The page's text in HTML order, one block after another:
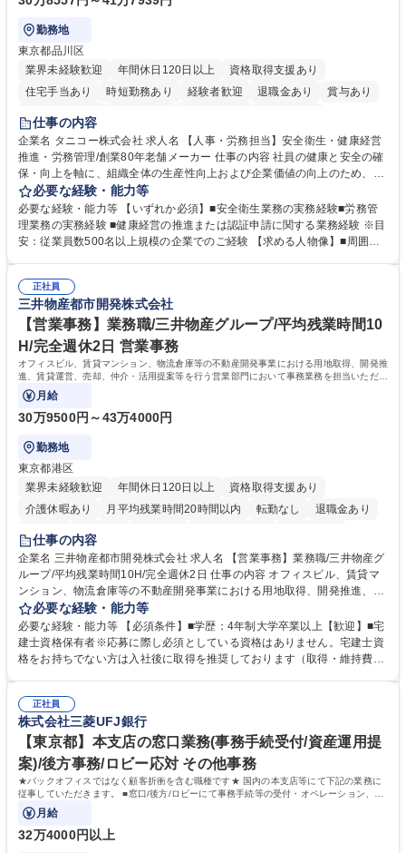
勤務地
東京都品川区
業界未経験歓迎
年間休日120日以上
資格取得支援あり
住宅手当あり
時短勤務あり 経験者歓迎 退職金あり
賞与あり
完全週休2日制
寮・社宅あり
仕事の内容
企業名 タニコー株式会社 求人名 【人事・労務担当】安全衛生・健康経営
推進・労務管理/創業80年老舗メーカー 仕事の内容 社員の健康と安全の確
保・向上を軸に、組織全体の生産性向上および企業価値の向上のため、経
営層と密接に連携しながら、定型業務にとどまらず、制度設計や施策立案
などの上流工程から関与していただきます。 【主な業務内容】■安全衛生
業務（ストレスチェック、健康診断の運用、産業医との連携 など）■健康
経営認証取得に向けた企画・推進■労務管理（労働時間の分析、労働環境
を底上げすべく、ともにご活躍いただける方の増員募集となります。 募集
職種 【人事・労務担当】安全衛生・健康経営推進・労務管理/創業80年老
舗メーカー
必要な経験・能力等
必要な経験・能力等 【いずれか必須】■安全衛生業務の実務経験■労務管
理業務の実務経験 ■健康経営の推進または認証申請に関する業務経験 ※目
安：従業員数500名以上規模の企業でのご経験 【求める人物像】■周囲
部門と連携しながら業務を推進できる方■Excelや労務管理システムの実務
使用経験をお持ちの方 学歴・資格 学歴：大学院 大学 高専 短大 専修学校
高校 語学力： 資格：
正社員
三井物産都市開発株式会社
【営業事務】業務職/三井物産グループ/平均残業時間10
H/完全週休2日 営業事務
オフィスビル、賃貸マンション、物流倉庫等の不動産開発事業における用地取得、開発推
進、賃貸運営、売却、仲介・活用提案等を行う営業部門において事務業務を担当いただき
ます。
月給
30万9500円～43万4000円
勤務地
東京都港区
業界未経験歓迎
年間休日120日以上
資格取得支援あり
介護休暇あり
月平均残業時間20時間以内 転勤なし
退職金あり
在宅OK
賞与あり
駅近5分以内
土日祝休み 寮・社宅あり
仕事の内容
企業名 三井物産都市開発株式会社 求人名 【営業事務】業務職/三井物産グ
ループ/平均残業時間10H/完全週休2日 仕事の内容 オフィスビル、賃貸マ
ンション、物流倉庫等の不動産開発事業における用地取得、開発推進、賃
貸運営、売却、仲介・活用提案等を行う営業部門において事務業務を担当
いただきます。 【詳細】・契約書管理、契約書製本、捺印対応、ファイリ
ング、登記簿取得、調書取得・支払業務（各種費用支払、支払管理、請
求・支払データ登録、取引先マスター申請対応）・予算作成及び予実管
の他に担当頂く業務が発生する場合があります。 募集職種 【営業事務】
業務職/三井物産グループ/平均残業時間10H/完全週休2日
必要な経験・能力等
必要な経験・能力等 【必須条件】■学歴：4年制大学卒業以上【歓迎】■宅
建士資格保有者※応募に際し必須としている資格はありません。宅建士資
格をお持ちでない方は入社後に取得を推奨しております（取得・維持費用
ション力がある方。 ・チャレンジを厭わず、粘り強く業務に取り組める
方。多様な関係者と謙虚に信頼関係を構築でき、期限を意識したスケジュ
ール管理が出来る方。※将来的に他部署（営業部門、コーポレート部門）
へのジョブローテーションの可能性があります。 学歴・資格 学歴：大学
院 大学 語学力： 資格：宅地建物取引士
正社員
株式会社三菱UFJ銀行
【東京都】本支店の窓口業務(事務手続受付/資産運用提
案)/後方事務/ロビー応対 その他事務
★バックオフィスではなく顧客折衝を含む職種です★ 国内の本支店等にて下記の業務に
従事していただきます。 ■窓口/後方/ロビーにて事務手続等の受付・オペレーション、お
客様対応
月給
32万4000円以上